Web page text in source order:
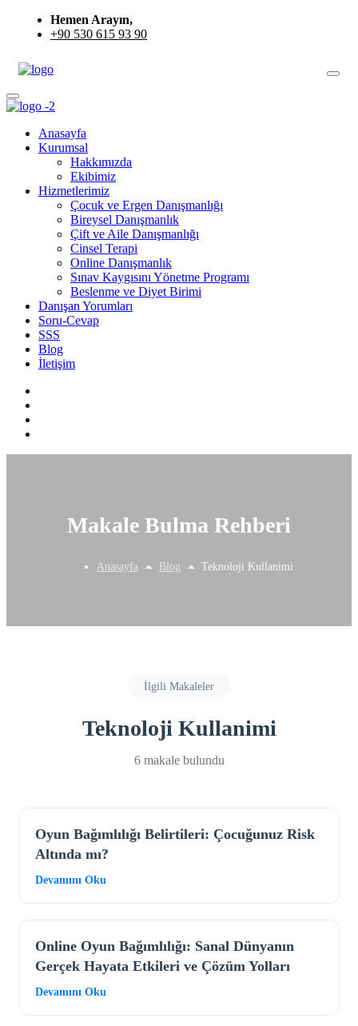
Hemen Arayın,
+90 530 615 93 90
Anasayfa
Kurumsal
Hakkımızda
Ekibimiz
Hizmetlerimiz
Çocuk ve Ergen Danışmanlığı
Bireysel Danışmanlık
Çift ve Aile Danışmanlığı
Cinsel Terapi
Online Danışmanlık
Sınav Kaygısını Yönetme Programı
Beslenme ve Diyet Birimi
Danışan Yorumları
Soru-Cevap
SSS
Blog
İletişim
Makale Bulma Rehberi
Anasayfa Blog Teknoloji Kullanimi
İlgili Makaleler
Teknoloji Kullanimi
6 makale bulundu
Oyun Bağımlılığı Belirtileri: Çocuğunuz Risk
Altında mı?
Devamını Oku
Online Oyun Bağımlılığı: Sanal Dünyanın
Gerçek Hayata Etkileri ve Çözüm Yolları
Devamını Oku